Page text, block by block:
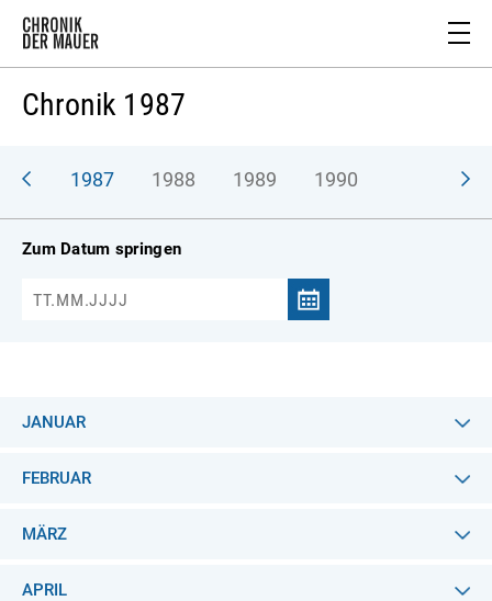
Chronik 1987
1987 1988 1989 1990
Zum Datum springen
JANUAR
FEBRUAR
MÄRZ
APRIL